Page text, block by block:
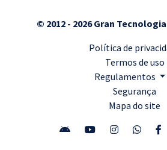
© 2012 - 2026 Gran
Política de
Termos de uso
Regulamentos
Segurança
Mapa do site